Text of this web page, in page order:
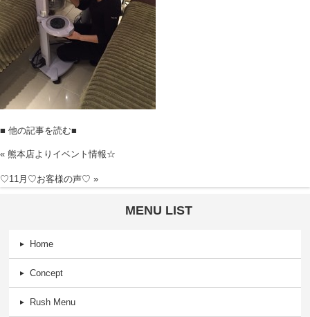
■ 他の記事を読む■
« 熊本店よりイベント情報☆
♡11月♡お客様の声♡ »
MENU LIST
Home
Concept
Rush Menu